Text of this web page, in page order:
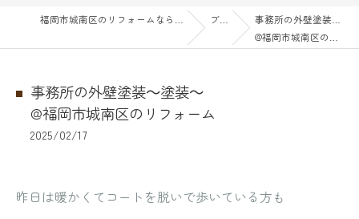
ブログ
事務所の外壁塗装～塗装～
@福岡市城南区のリフォーム
事務所の外壁塗装～塗装～
@福岡市城南区のリフォーム
2025/02/17
昨日は暖かくてコートを脱いで歩いている方も